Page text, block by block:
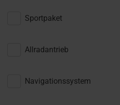
Sportpaket
Allradantrieb
Navigationssystem